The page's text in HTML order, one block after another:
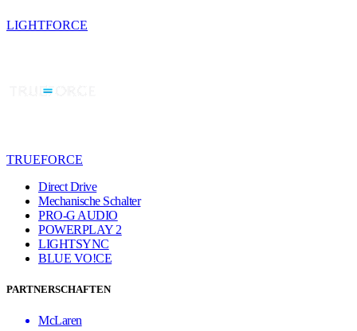
LIGHTFORCE
TRUEFORCE
Direct Drive
Mechanische Schalter
PRO-G AUDIO
POWERPLAY 2
LIGHTSYNC
BLUE VO!CE
PARTNERSCHAFTEN
McLaren